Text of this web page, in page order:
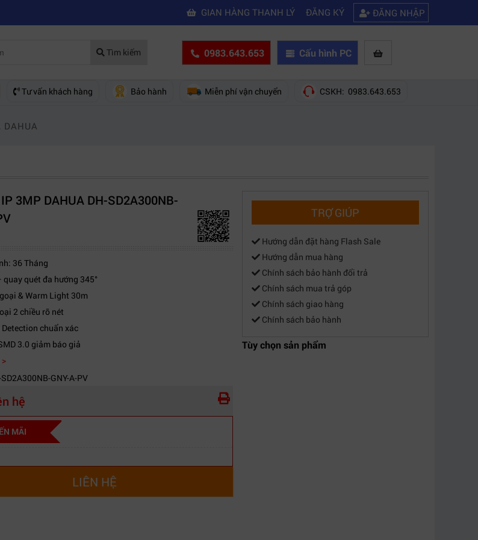
Mách bạn 5 cách khắc phục laptop không kết nối được wifi|Kinh nghiệm chọn mua máy quay phim giá rẻ bạn nên biết
GIAN HÀNG THANH LÝ ĐĂNG KÝ ĐĂNG NHẬP
Tìm kiếm 0983.643.653 Cấu hình PC
Tư vấn khách hàng Bảo hành Miễn phí vận chuyển CSKH: 0983.643.653
DAHUA
3MP DAHUA DH-SD2A300NB-
36 Tháng
quay quét đa hướng 345°
& Warm Light 30m
2 chiều rõ nét
chuẩn xác
3.0 giảm báo giả
SD2A300NB-GNY-A-PV
hệ
MÃI
LIÊN HỆ
TRỢ GIÚP
Hướng dẫn đặt hàng Flash Sale
Hướng dẫn mua hàng
Chính sách bảo hành đổi trả
Chính sách mua trả góp
Chính sách giao hàng
Chính sách bảo hành
Tùy chọn sản phẩm